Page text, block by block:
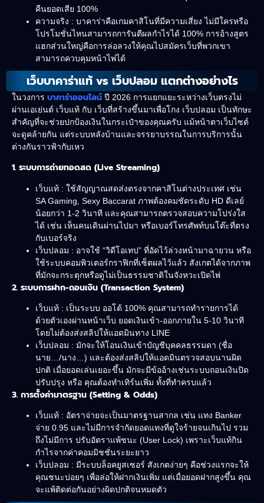
คืนยอดเสีย 100%
ความจริง : บาคาร่าคือเกมคาสิโนที่มีความเสี่ยง ไม่มีใครหรือ
โปรโมชั่นไหนสามารถการันตีผลกำไรได้ 100% การอ้างสูตร
แฮกส่วนใหญ่คือการล่อลวงให้คุณไปสมัครเว็บที่พวกเขา
สามารถควบคุมหน้าไพ่ได้
เว็บบาคาร่าแท้ vs เว็บปลอม แตกต่างอย่างไร
ในวงการ บาคาร่าออนไลน์ ปี 2026 การแยกแยะระหว่างเว็บตรงไม่
ผ่านเอเย่นต์ เว็บแท้ กับ เว็บที่สร้างขึ้นมาเพื่อโกง เว็บปลอม เป็นทักษะ
สำคัญที่จะช่วยปกป้องเงินในกระเป๋าของคุณครับ แม้หน้าตาเว็บไซต์
จะดูคล้ายกัน แต่ระบบหลังบ้านและจรรยาบรรณในการบริการนั้น
ต่างกันราวฟ้ากับเหว
1. ระบบการถ่ายทอดสด (Live Streaming)
เว็บแท้ : ใช้สัญญาณสดส่งตรงจากคาสิโนต่างประเทศ เช่น
SA Gaming, Sexy Baccarat ภาพต้องคมชัดระดับ HD ดีเลย์
น้อยกว่า 1-2 วินาที และคุณสามารถตรวจสอบความโปร่งใส
ได้ เช่น เห็นคนเดินผ่านไปมา หรือเบอร์โทรศัพท์บนโต๊ะที่ตรง
กับเบอร์จริง
เว็บปลอม : อาจใช้ “วิดีโอเทป” ที่อัดไว้ล่วงหน้ามาฉายวน หรือ
ใช้ระบบคอมพิวเตอร์กราฟิกที่เซ็ตผลไว้แล้ว สังเกตได้จากภาพ
ที่มักจะกระตุกหรือดูไม่เป็นธรรมชาติในจังหวะเปิดไพ่
2. ระบบการฝาก-ถอนเงิน (Transaction System)
เว็บแท้ : เป็นระบบ ออโต้ 100% คุณสามารถทำรายการได้
ด้วยตัวเองผ่านหน้าเว็บ ยอดเงินเข้า-ออกภายใน 5-10 วินาที
โดยไม่ต้องส่งสลิปให้แอดมินทาง LINE
เว็บปลอม : มักจะให้โอนเงินเข้าบัญชีบุคคลธรรมดา (ชื่อ
นาย…/นาง…) และต้องส่งสลิปให้แอดมินตรวจสอบนานผิด
ปกติ เมื่อยอดเล่นเยอะขึ้น มักจะมีข้ออ้างเช่นระบบถอนเงินปิด
ปรับปรุง หรือ คุณต้องทำเทิร์นเพิ่ม ทั้งที่ทำครบแล้ว
3. การตั้งค่ามาตรฐาน (Setting & Odds)
เว็บแท้ : อัตราจ่ายจะเป็นมาตรฐานสากล เช่น แทง Banker
จ่าย 0.95 และไม่มีการจำกัดยอดแทงที่ดูใจร้ายจนเกินไป รวม
ถึงไม่มีการ ปรับอัตราแพ้ชนะ (User Lock) เพราะเว็บแท้กิน
กำไรจากค่าคอมมิชชั่นระยะยาว
เว็บปลอม : มีระบบล็อคยูสเซอร์ สังเกตง่ายๆ คือช่วงแรกจะให้
คุณชนะบ่อยๆ เพื่อล่อให้ฝากเงินเพิ่ม แต่เมื่อยอดฝากสูงขึ้น คุณ
จะแพ้ติดต่อกันอย่างผิดปกติจนหมดตัว